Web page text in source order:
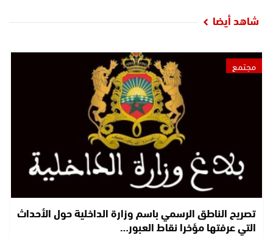
شاهد أيضا
مجتمع
تصريح الناطق الرسمي باسم وزارة الداخلية حول الأحداث
التي عرفتها مؤخرا نقاط العبور…